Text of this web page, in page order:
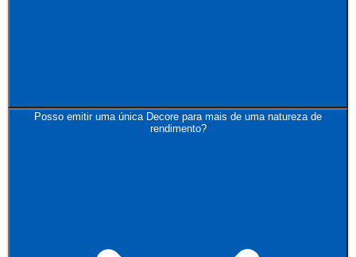
Posso emitir uma única Decore para mais de uma natureza de
rendimento?